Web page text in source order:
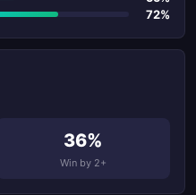
72%
36%
Win by 2+